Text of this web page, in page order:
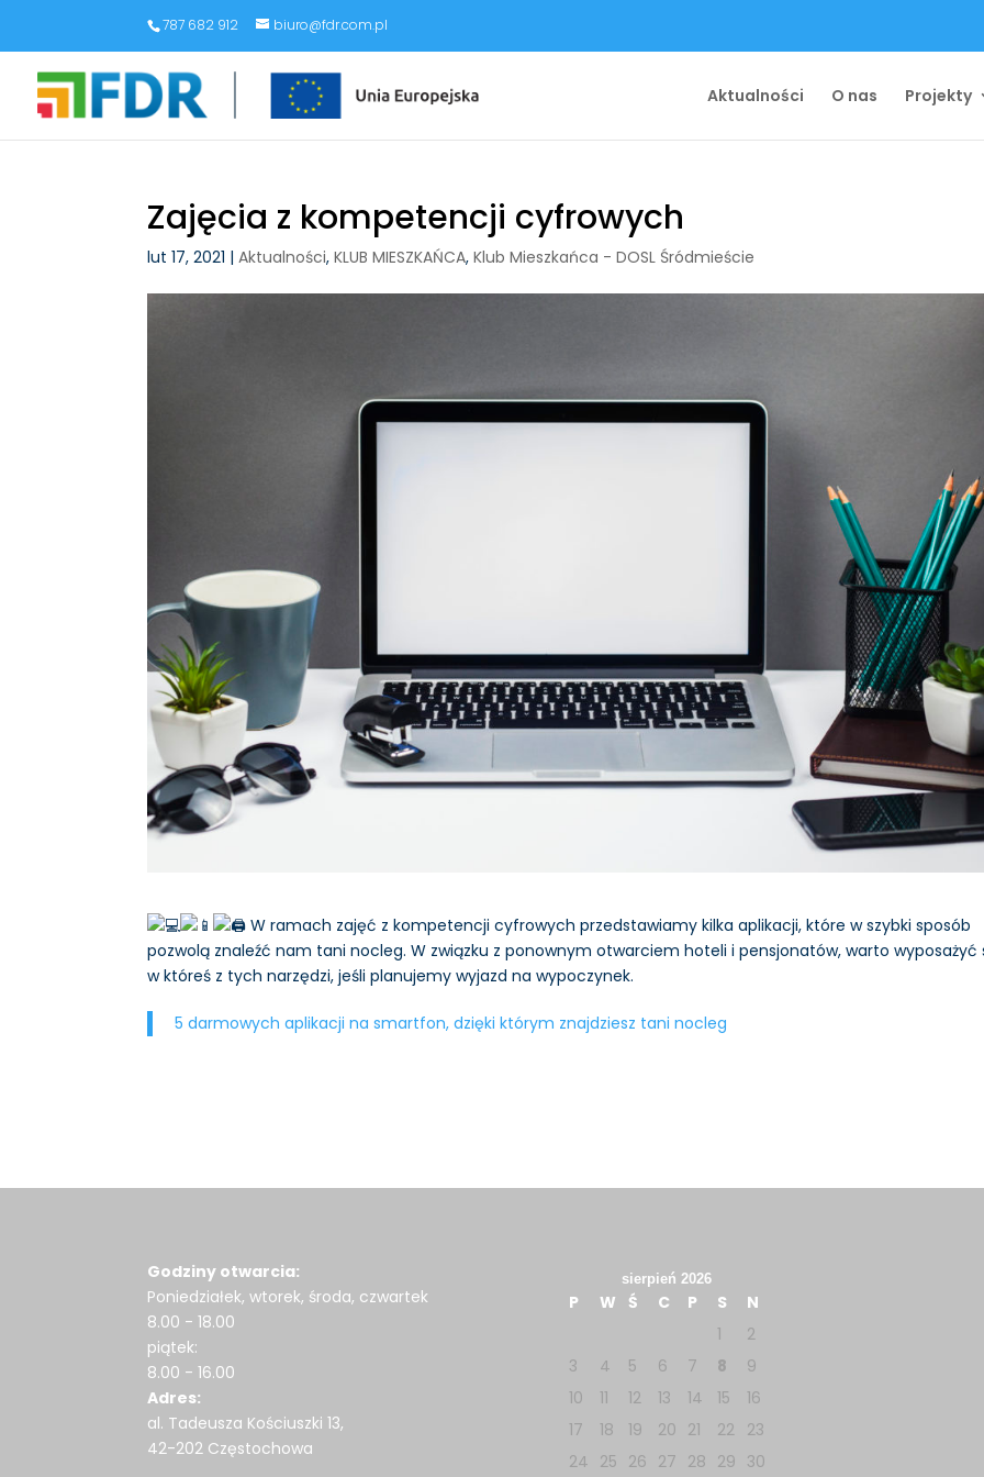
787 682 912 biuro@fdr.com.pl
Aktualności O nas Projekty
Zajęcia z kompetencji cyfrowych
lut 17, 2021 |Aktualności,KLUB MIESZKAŃCA,Klub Mieszkańca - DOSL Śródmieście
W ramach zajęć z kompetencji cyfrowych przedstawiamy kilka aplikacji, które w szybki sposób
pozwolą znaleźć nam tani nocleg. W związku z ponownym otwarciem hoteli i pensjonatów, warto wyposażyć
w któreś z tych narzędzi, jeśli planujemy wyjazd na wypoczynek.
5 darmowych aplikacji na smartfon, dzięki którym znajdziesz tani nocleg
Godziny otwarcia:
Poniedziałek, wtorek, środa, czwartek
8.00 - 18.00
piątek:
8.00 - 16.00
Adres:
al. Tadeusza Kościuszki 13,
42-202 Częstochowa
sierpień 2026
P W Ś C P S
N
1
2
3
4 5 6 7 8
9
10
11 12 13 14 15
16
17
18 19 20 21 22
23
24 25 26 27 28 29 30